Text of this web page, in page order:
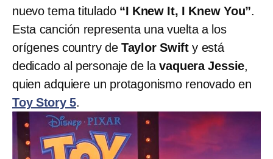
nuevo tema titulado “I Knew It, I Knew You”.
Esta canción representa una vuelta a los
orígenes country de Taylor Swift y está
dedicado al personaje de lavaquera Jessie,
quien adquiere un protagonismo renovado en
Toy Story 5.